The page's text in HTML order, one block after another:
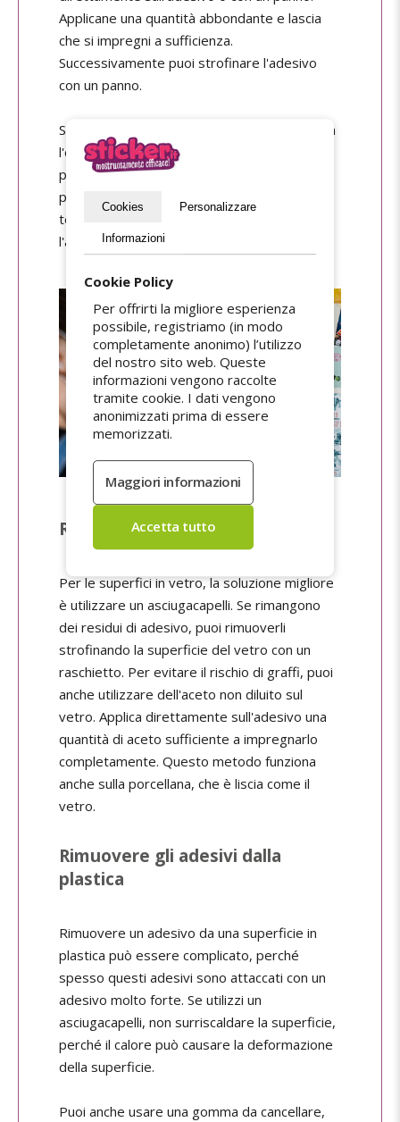
Applicane una quantità abbondante e lascia
che si impregni a sufficienza.
Successivamente puoi strofinare l'adesivo
con un panno.
Se stai cercando di rimuovere un adesivo con
l'olio, lascialo agire per almeno 12-24 ore
prima di poterlo rimuovere. Nella maggior
parte dei casi riuscirai a rimuoverlo al primo
tentativo, ma se così non fosse, lascia che
l'adesivo si impregni di nuovo.
Rimuovere gli adesivi dal vetro
Per le superfici in vetro, la soluzione migliore
è utilizzare un asciugacapelli. Se rimangono
dei residui di adesivo, puoi rimuoverli
strofinando la superficie del vetro con un
raschietto. Per evitare il rischio di graffi, puoi
anche utilizzare dell'aceto non diluito sul
vetro. Applica direttamente sull'adesivo una
quantità di aceto sufficiente a impregnarlo
completamente. Questo metodo funziona
anche sulla porcellana, che è liscia come il
vetro.
Rimuovere gli adesivi dalla
plastica
Rimuovere un adesivo da una superficie in
plastica può essere complicato, perché
spesso questi adesivi sono attaccati con un
adesivo molto forte. Se utilizzi un
asciugacapelli, non surriscaldare la superficie,
perché il calore può causare la deformazione
della superficie.
Puoi anche usare una gomma da cancellare,
Cookies Personalizzare
Informazioni
Cookie Policy
Per offrirti la migliore esperienza
possibile, registriamo (in modo
completamente anonimo) l’utilizzo
del nostro sito web. Queste
informazioni vengono raccolte
tramite cookie. I dati vengono
anonimizzati prima di essere
memorizzati.